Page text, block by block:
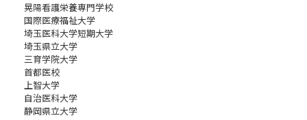
晃陽看護栄養専門学校
国際医療福祉大学
埼玉医科大学短期大学
埼玉県立大学
三育学院大学
首都医校
上智大学
自治医科大学
静岡県立大学